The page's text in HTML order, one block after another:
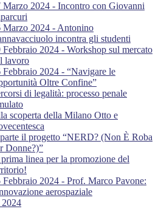
Marzo 2024 - Incontro con Giovanni
Marzo 2024 - Antonino
incontra gli studenti
Febbraio 2024 - Workshop sul mercato
lavoro
Febbraio 2024 - “Navigare le
Oltre Confine”
di legalità: processo penale
scoperta della Milano Otto e
il progetto “NERD? (Non È Roba
Donne?)”
linea per la promozione del
Febbraio 2024 - Prof. Marco Pavone:
aerospaziale